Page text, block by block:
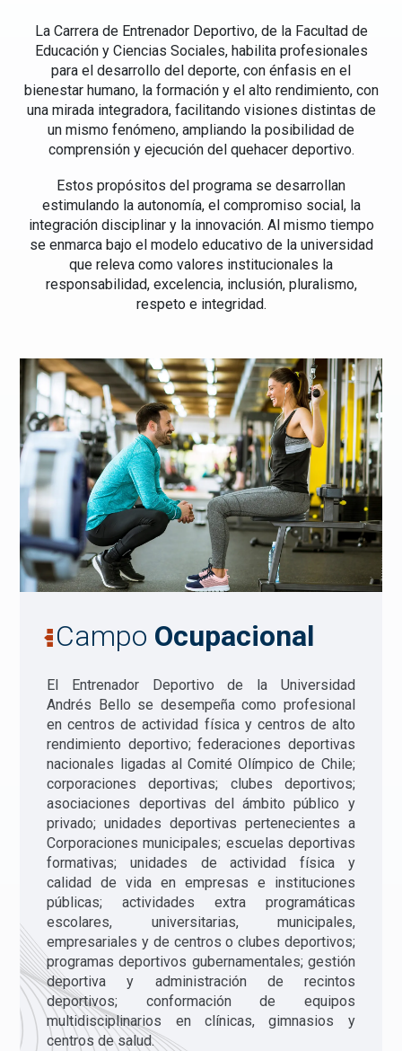
La Carrera de Entrenador Deportivo, de la Facultad de
Educación y Ciencias Sociales, habilita profesionales
para el desarrollo del deporte, con énfasis en el
bienestar humano, la formación y el alto rendimiento, con
una mirada integradora, facilitando visiones distintas de
un mismo fenómeno, ampliando la posibilidad de
comprensión y ejecución del quehacer deportivo.
Estos propósitos del programa se desarrollan
estimulando la autonomía, el compromiso social, la
integración disciplinar y la innovación. Al mismo tiempo
se enmarca bajo el modelo educativo de la universidad
que releva como valores institucionales la
responsabilidad, excelencia, inclusión, pluralismo,
respeto e integridad.
Campo Ocupacional
El Entrenador Deportivo de la Universidad
Andrés Bello se desempeña como profesional
en centros de actividad física y centros de alto
rendimiento deportivo; federaciones deportivas
nacionales ligadas al Comité Olímpico de Chile;
corporaciones deportivas; clubes deportivos;
asociaciones deportivas del ámbito público y
privado; unidades deportivas pertenecientes a
Corporaciones municipales; escuelas deportivas
formativas; unidades de actividad física y
calidad de vida en empresas e instituciones
públicas; actividades extra programáticas
escolares, universitarias, municipales,
empresariales y de centros o clubes deportivos;
programas deportivos gubernamentales; gestión
deportiva y administración de recintos
deportivos; conformación de equipos
multidisciplinarios en clínicas, gimnasios y
centros de salud.